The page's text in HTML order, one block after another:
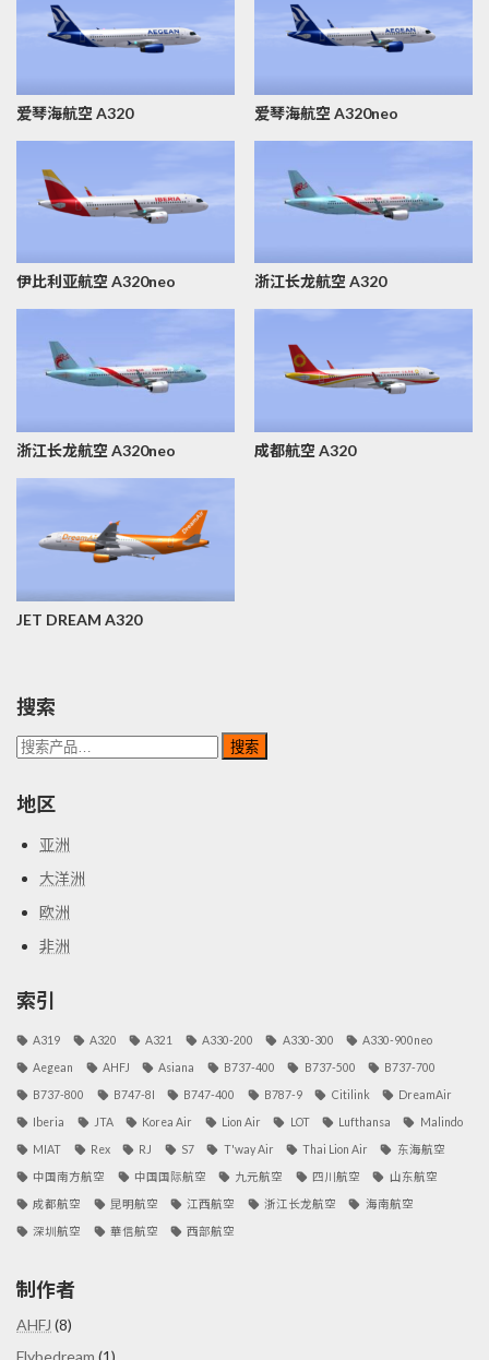
爱琴海航空 A320 爱琴海航空 A320neo
伊比利亚航空 A320neo 浙江长龙航空 A320
浙江长龙航空 A320neo 成都航空 A320
JET DREAM A320
搜索
搜
索：
搜索
地区
亚洲
大洋洲
欧洲
非洲
索引
A319 A320 A321 A330-200 A330-300 A330-900neo
Aegean AHFJ Asiana B737-400 B737-500 B737-700
B737-800 B747-8I B747-400 B787-9 Citilink DreamAir
Iberia JTA Korea Air Lion Air LOT Lufthansa Malindo
MIAT Rex RJ S7 T'way Air Thai Lion Air 东海航空
中国南方航空 中国国际航空 九元航空 四川航空 山东航空
成都航空 昆明航空 江西航空 浙江长龙航空 海南航空
深圳航空 華信航空 西部航空
制作者
AHFJ (8)
Flybedream (1)